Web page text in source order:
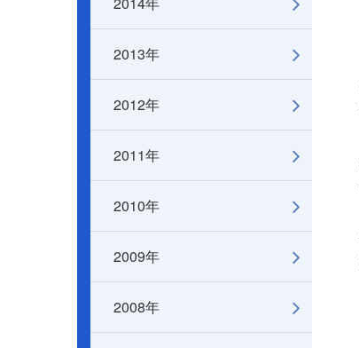
2013年
2012年
2011年
2010年
2009年
2008年